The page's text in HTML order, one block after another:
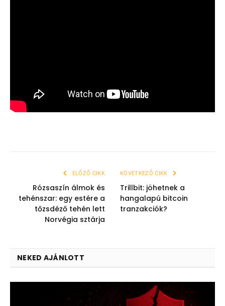
ELŐZŐ CIKK
Rózsaszín álmok és
tehénszar: egy estére a
tőzsdéző tehén lett
Norvégia sztárja
KÖVETKEZŐ CIKK
Trillbit: jöhetnek a
hangalapú bitcoin
tranzakciók?
NEKED AJÁNLOTT